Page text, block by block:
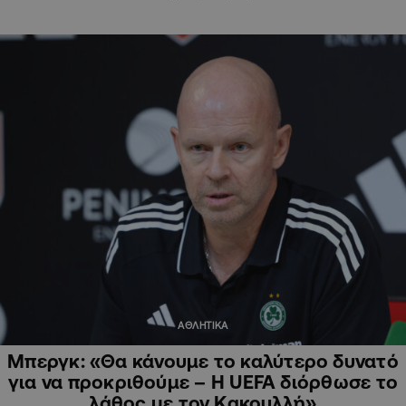
ΑΘΛΗΤΙΚΑ
Μπεργκ: «Θα κάνουμε το καλύτερο δυνατό
για να προκριθούμε – Η UEFA διόρθωσε το